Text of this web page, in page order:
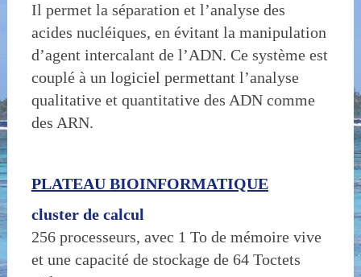
Il permet la séparation et l’analyse des
acides nucléiques, en évitant la manipulation
d’agent intercalant de l’ADN. Ce système est
couplé à un logiciel permettant l’analyse
qualitative et quantitative des ADN comme
des ARN.
PLATEAU BIOINFORMATIQUE
cluster de calcul
256 processeurs, avec 1 To de mémoire vive
et une capacité de stockage de 64 Toctets